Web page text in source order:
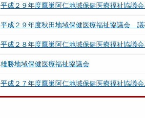
平成２９年度鷹巣阿仁地域保健医療福祉協議
平成２９年度秋田地域保健医療福祉協議会 議
平成２８年度鷹巣阿仁地域保健医療福祉協議会
雄勝地域保健医療福祉協議会
平成２７年度鷹巣阿仁地域保健医療福祉協議